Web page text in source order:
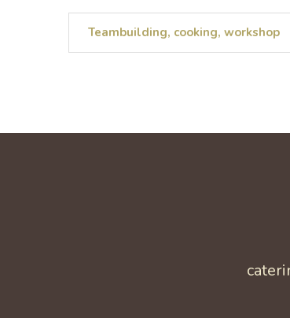
Teambuilding, cooking, workshop